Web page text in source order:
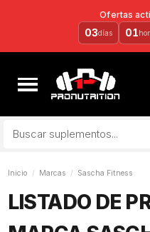
Ofertas
03días 01
Inicio Marcas Sascha Fitness
LISTADO DE